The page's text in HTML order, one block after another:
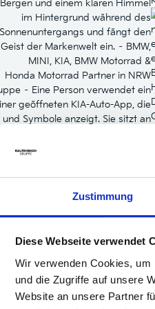
Zustimmung
Diese Webseite verwendet
Wir verwenden Cookies,
und die Zugriffe auf unsere
Website an unsere Partner